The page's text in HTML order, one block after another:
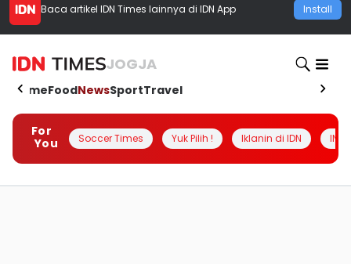
Baca artikel IDN Times lainnya di IDN App Install
JOGJA
HomeFoodNewsSportTravel
For
You
Soccer Times Yuk Pilih ! Iklanin di IDN